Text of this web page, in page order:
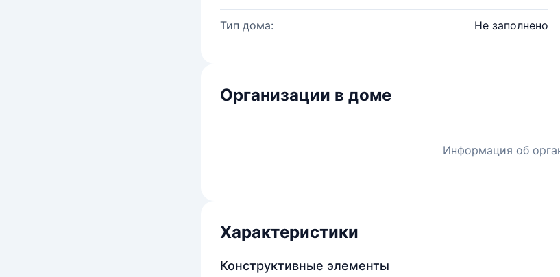
Тип дома: Не заполнено
Организации в доме
Информация об
Характеристики
Конструктивные элементы